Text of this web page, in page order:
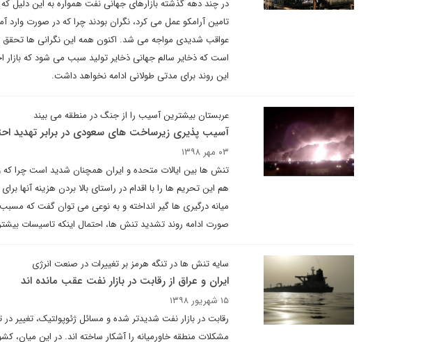
در چند دهه گذشته بازارهای جهانی نفت همواره به این
تامین آرامکو عمل می کرد، نگران بودند چرا که در صورت
عواقب شدیدی مواجه می شد. اکنون همه این نگرانی ها تحقق
است که ذخایر سالم جهانی ذخایر تولید سبب می شود که بازار
این روند برای مدتی طولانی ادامه نخواهد داشت.
عربستان بیشترین آسیب را از جنگ در منطقه می بیند
آسیب پذیری زیرساخت های سعودی در برابر تهدید
۰۳ مهر ۱۳۹۸
تنش ها بین ایالات متحده و ایران همچنان شدید است چرا که
هم این تحریم ها را با اقدام در راستای بالا بردن هزینه آنها
میانه درگیری ها گیر انداخته و به نوعی می توان گفت که
صورت ادامه روند تشدید تنش ها، احتمال اینکه تاسیسات
سایه تنش ها در تنگه هرمز بر تغییرات در صنعت انرژی
ایران و عراق از رقابت در بازار نفت عقب مانده اند
۱۵ شهریور ۱۳۹۸
رقابت در بازار نفت شدیدتر شده و مسائل ژئوپولتیک،
مشکلات منطقه خاورمیانه را آشکار ساخته اند. در این میان،